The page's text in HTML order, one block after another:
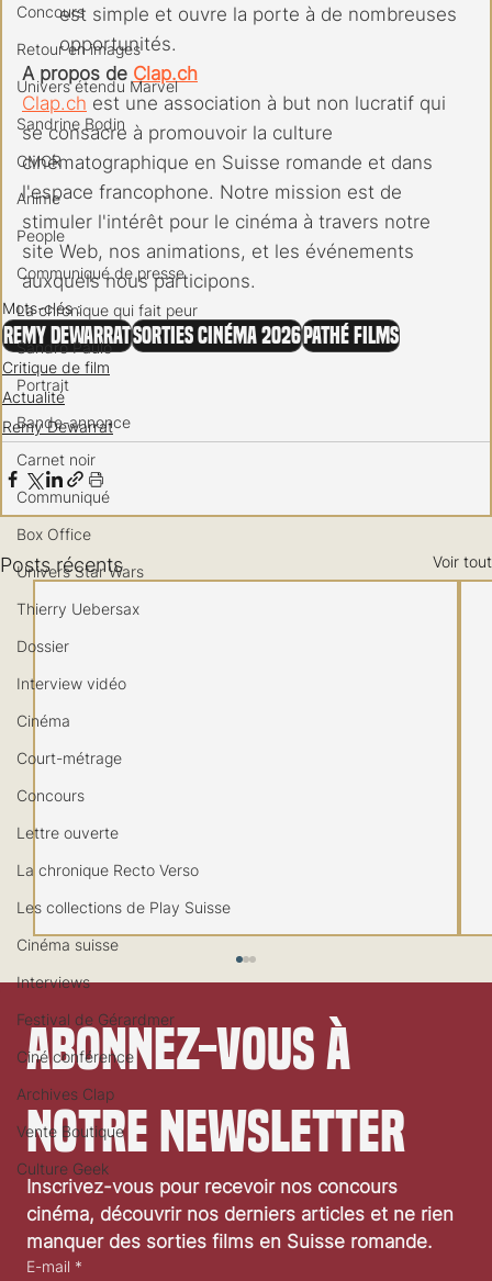
Concours
Retour en images
Univers étendu Marvel
Sandrine Bodin
CMCR
Anime
People
Communiqué de presse
La chronique qui fait peur
Sandro Paulo
Portrait
Bande-annonce
Carnet noir
Communiqué
Box Office
Univers Star Wars
Thierry Uebersax
Dossier
Interview vidéo
Cinéma
Court-métrage
Concours
Lettre ouverte
La chronique Recto Verso
Les collections de Play Suisse
Cinéma suisse
Interviews
Festival de Gérardmer
Ciné conférence
Archives Clap
Vente Boutique
Culture Geek
est simple et ouvre la porte à de nombreuses
opportunités.
A propos de Clap.ch
Clap.ch est une association à but non lucratif qui
se consacre à promouvoir la culture
cinématographique en Suisse romande et dans
l'espace francophone. Notre mission est de
stimuler l'intérêt pour le cinéma à travers notre
site Web, nos animations, et les événements
auxquels nous participons.
Mots-clés :
Remy DewarratSorties cinéma 2026 Pathé FIlms
Critique de film
Actualité
Remy Dewarrat
Posts récents Voir tout
«L’Objet du délit» d’Agnès Jaoui: critique vidéo
Abonnez-vous à
notre newsletter
Inscrivez-vous pour recevoir nos concours
cinéma, découvrir nos derniers articles et ne rien
manquer des sorties films en Suisse romande.
E-mail *